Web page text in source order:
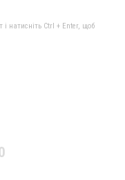
натисніть Ctrl + Enter, щоб